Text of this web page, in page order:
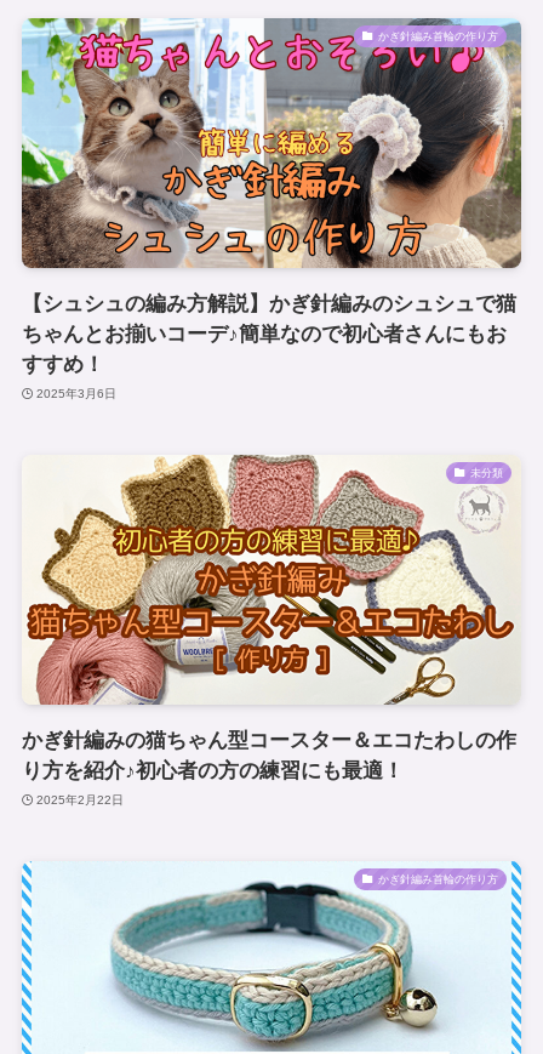
かぎ針編み首輪の作り方
【シュシュの編み方解説】かぎ針編みのシュシュで猫
ちゃんとお揃いコーデ♪簡単なので初心者さんにもお
すすめ！
2025年3月6日
未分類
かぎ針編みの猫ちゃん型コースター＆エコたわしの作
り方を紹介♪初心者の方の練習にも最適！
2025年2月22日
かぎ針編み首輪の作り方